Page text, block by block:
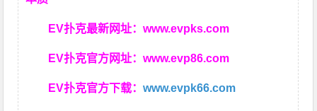
EV扑克最新网址：www.evpks.com
EV扑克官方网址：www.evp86.com
EV扑克官方下载：www.evpk66.com